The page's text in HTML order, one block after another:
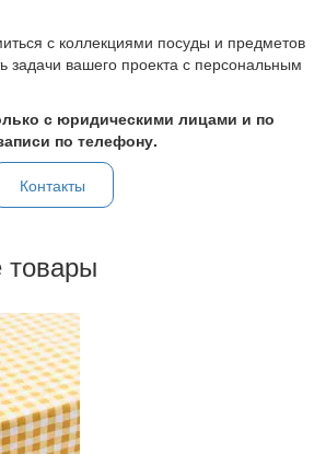
с коллекциями посуды и предметов
задачи вашего проекта с персональным
с юридическими лицами и по
по телефону.
Контакты